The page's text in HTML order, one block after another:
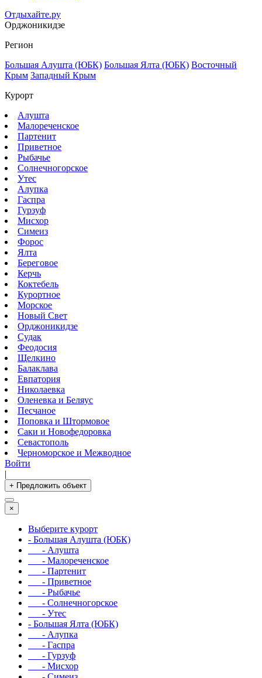
Отдыхайте.ру
Орджоникидзе
Регион
Большая Алушта (ЮБК) Большая Ялта (ЮБК) Восточный
Крым Западный Крым
Курорт
Алушта
Малореченское
Партенит
Приветное
Рыбачье
Солнечногорское
Утес
Алупка
Гаспра
Гурзуф
Мисхор
Симеиз
Форос
Ялта
Береговое
Керчь
Коктебель
Курортное
Морское
Новый Свет
Орджоникидзе
Судак
Феодосия
Щелкино
Балаклава
Евпатория
Николаевка
Оленевка и Беляус
Песчаное
Поповка и Штормовое
Саки и Новофедоровка
Севастополь
Черноморское и Межводное
Войти
|
+ Предложить объект
×
Выберите курорт
- Большая Алушта (ЮБК)
- Алушта
- Малореченское
- Партенит
- Приветное
- Рыбачье
- Солнечногорское
- Утес
- Большая Ялта (ЮБК)
- Алупка
- Гаспра
- Гурзуф
- Мисхор